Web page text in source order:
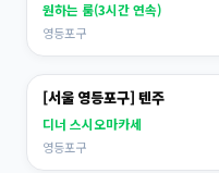
원하는 룸(3시간 연속)
영등포구
[서울 영등포구] 텐주
디너 스시오마카세
영등포구